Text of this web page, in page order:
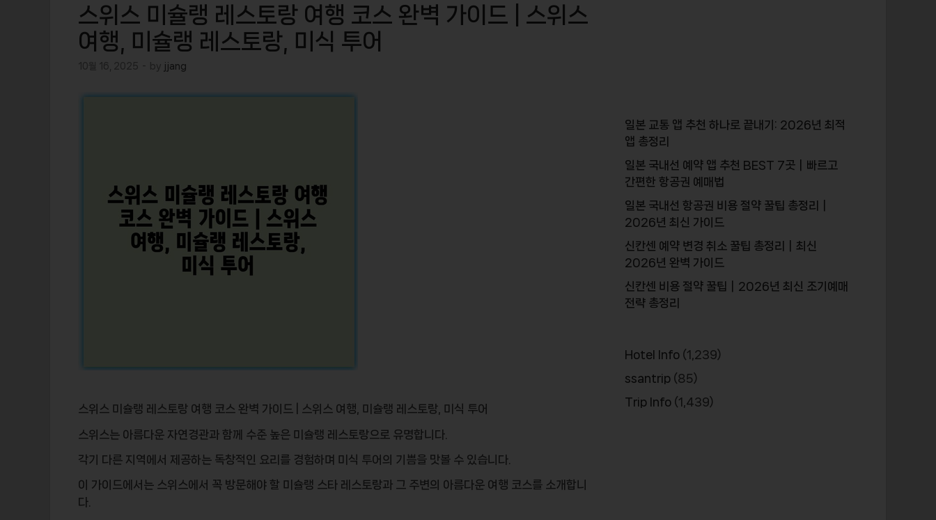
스위스 미슐랭 레스토랑 여행 코스 완벽 가이드 | 스위스
여행, 미슐랭 레스토랑, 미식 투어
10월 16, 2025 - by jjang
스위스 미슐랭 레스토랑 여행 코스 완벽 가이드 | 스위스 여행, 미슐랭 레스토랑, 미식 투어
스위스는 아름다운 자연경관과 함께 수준 높은 미슐랭 레스토랑으로 유명합니다.
각기 다른 지역에서 제공하는 독창적인 요리를 경험하며 미식 투어 의 기쁨을 맛볼 수 있습니다.
이 가이드에서는 스위스에서 꼭 방문해야 할 미슐랭 스타 레스토랑과 그 주변의 아름다운 여행 코스를 소개합니
다.
일본 교통 앱 추천 하나로 끝내기: 2026년 최적
앱 총정리
일본 국내선 예약 앱 추천 BEST 7곳｜빠르고
간편한 항공권 예매법
일본 국내선 항공권 비용 절약 꿀팁 총정리｜
2026년 최신 가이드
신칸센 예약 변경 취소 꿀팁 총정리｜최신
2026년 완벽 가이드
신칸센 비용 절약 꿀팁｜2026년 최신 조기예매
전략 총정리
Hotel Info (1,239)
ssantrip (85)
Trip Info (1,439)